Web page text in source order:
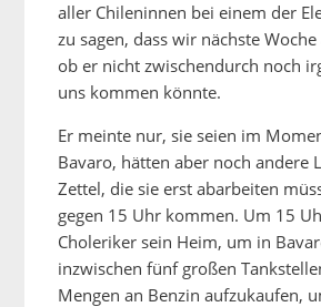
aller Chileninnen bei einem der
zu sagen, dass wir nächste
ob er nicht zwischendurch noch
uns kommen könnte.
Er meinte nur, sie seien im
Bavaro, hätten aber noch andere
Zettel, die sie erst abarbeiten
gegen 15 Uhr kommen. Um 15
Choleriker sein Heim, um in
inzwischen fünf großen
Mengen an Benzin aufzukaufen,